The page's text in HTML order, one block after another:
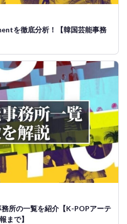
を徹底分析！【韓国芸能事務
務所の一覧を紹介【K-POPアーテ
まで】